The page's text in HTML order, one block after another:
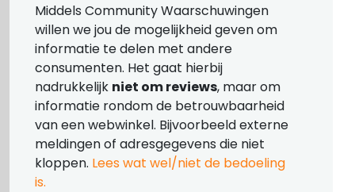
Middels Community Waarschuwingen
willen we jou de mogelijkheid geven om
informatie te delen met andere
consumenten. Het gaat hierbij
nadrukkelijk niet om reviews, maar om
informatie rondom de betrouwbaarheid
van een webwinkel. Bijvoorbeeld externe
meldingen of adresgegevens die niet
kloppen. Lees wat wel/niet de bedoeling
is.